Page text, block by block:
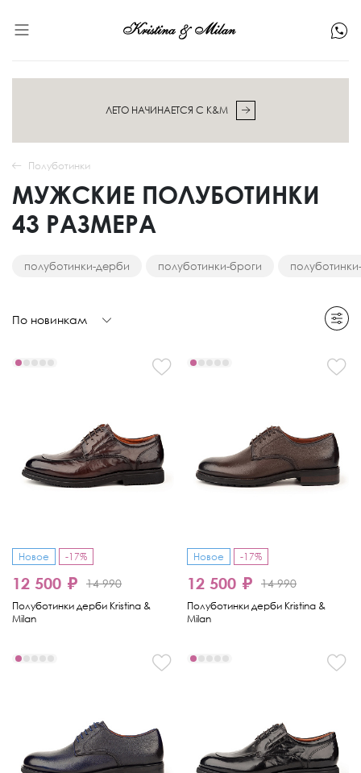
ЛЕТО НАЧИНАЕТСЯ С K&M
Полуботинки
МУЖСКИЕ ПОЛУБОТИНКИ
43 РАЗМЕРА
полуботинки-дерби полуботинки-броги
По новинкам
Новое -17%
12 500 ₽ 14 990
Полуботинки дерби Kristina &
Milan
Новое -17%
12 500 ₽ 14 990
Полуботинки дерби Kristina &
Milan